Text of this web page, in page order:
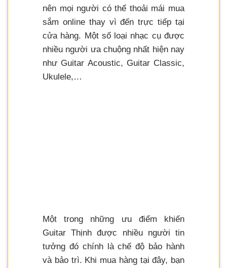
nên mọi người có thể thoải mái mua
sắm online thay vì đến trực tiếp tại
cửa hàng. Một số loại nhạc cụ được
nhiều người ưa chuộng nhất hiện nay
như Guitar Acoustic, Guitar Classic,
Ukulele,…
Một trong những ưu điểm khiến
Guitar Thịnh được nhiều người tin
tưởng đó chính là chế độ bảo hành
và bảo trì. Khi mua hàng tại đây, bạn